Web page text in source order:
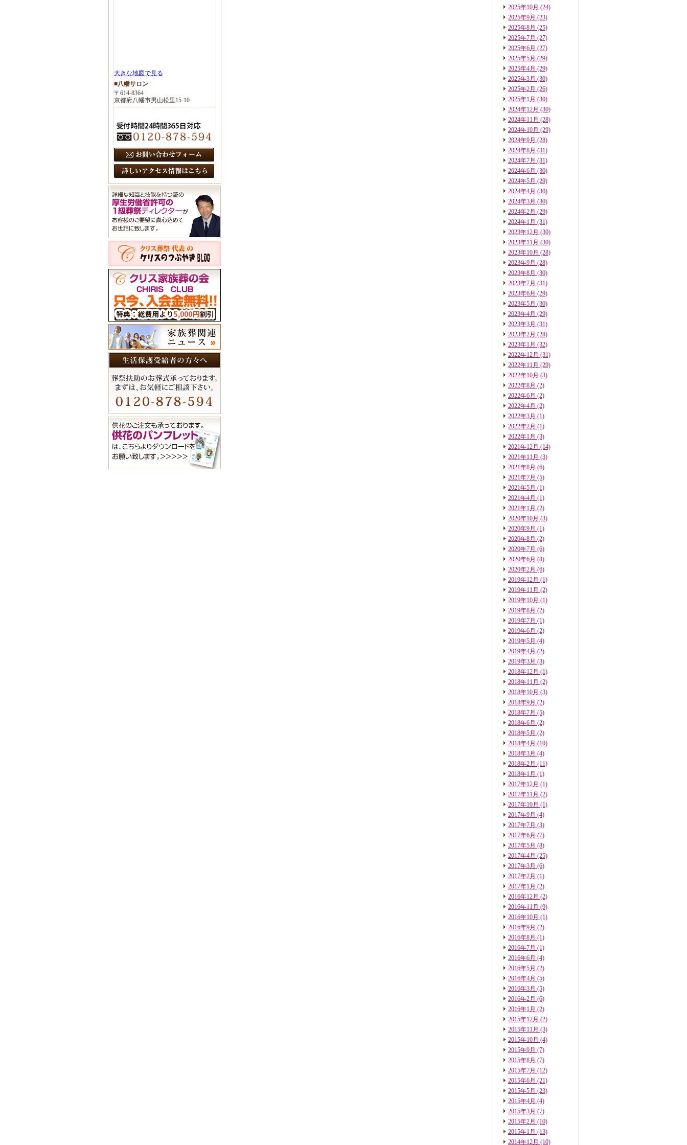
2025年10月 (24)
2025年9月 (23)
2025年8月 (25)
2025年7月 (27)
2025年6月 (27)
2025年5月 (29)
2025年4月 (29)
2025年3月 (30)
2025年2月 (26)
2025年1月 (30)
2024年12月 (30)
2024年11月 (28)
2024年10月 (29)
2024年9月 (28)
2024年8月 (31)
2024年7月 (31)
2024年6月 (30)
2024年5月 (29)
2024年4月 (30)
2024年3月 (30)
2024年2月 (29)
2024年1月 (31)
2023年12月 (30)
2023年11月 (30)
2023年10月 (28)
2023年9月 (28)
2023年8月 (30)
2023年7月 (31)
2023年6月 (29)
2023年5月 (30)
2023年4月 (29)
2023年3月 (31)
2023年2月 (28)
2023年1月 (32)
2022年12月 (31)
2022年11月 (29)
2022年10月 (3)
2022年8月 (2)
2022年6月 (2)
2022年4月 (2)
2022年3月 (1)
2022年2月 (1)
2022年1月 (3)
2021年12月 (14)
2021年11月 (3)
2021年8月 (6)
2021年7月 (5)
2021年5月 (1)
2021年4月 (1)
2021年1月 (2)
2020年10月 (3)
2020年9月 (1)
2020年8月 (2)
2020年7月 (6)
2020年6月 (8)
2020年2月 (6)
2019年12月 (1)
2019年11月 (2)
2019年10月 (1)
2019年8月 (2)
2019年7月 (1)
2019年6月 (2)
2019年5月 (4)
2019年4月 (2)
2019年3月 (3)
2018年12月 (1)
2018年11月 (2)
2018年10月 (3)
2018年9月 (2)
2018年7月 (5)
2018年6月 (2)
2018年5月 (2)
2018年4月 (10)
2018年3月 (4)
2018年2月 (11)
2018年1月 (1)
2017年12月 (1)
2017年11月 (2)
2017年10月 (1)
2017年9月 (4)
2017年7月 (3)
2017年6月 (7)
2017年5月 (8)
2017年4月 (25)
2017年3月 (6)
2017年2月 (1)
2017年1月 (2)
2016年12月 (2)
2016年11月 (9)
2016年10月 (1)
2016年9月 (2)
2016年8月 (1)
2016年7月 (1)
2016年6月 (4)
2016年5月 (2)
2016年4月 (5)
2016年3月 (5)
2016年2月 (6)
2016年1月 (2)
2015年12月 (2)
2015年11月 (3)
2015年10月 (4)
2015年9月 (7)
2015年8月 (7)
2015年7月 (12)
2015年6月 (21)
2015年5月 (23)
2015年4月 (4)
2015年3月 (7)
2015年2月 (10)
2015年1月 (13)
2014年12月 (10)
大きな地図で見る
■八幡サロン
〒614-8364
京都府八幡市男山松里15-10